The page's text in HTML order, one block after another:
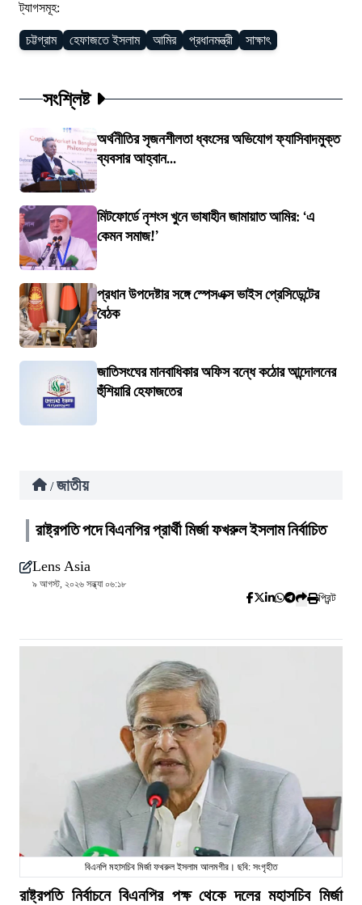
ট্যাগসমূহ:
চট্টগ্রাম হেফাজতে ইসলাম আমির প্রধানমন্ত্রী সাক্ষাৎ
সংশ্লিষ্ট
অর্থনীতির সৃজনশীলতা ধ্বংসের অভিযোগ ফ্যাসিবাদমুক্ত
ব্যবসার আহ্বান...
মিটফোর্ডে নৃশংস খুনে ভাষাহীন জামায়াত আমির: ‘এ
কেমন সমাজ!’
প্রধান উপদেষ্টার সঙ্গে স্পেসএক্স ভাইস প্রেসিডেন্টের
বৈঠক
জাতিসংঘের মানবাধিকার অফিস বন্ধে কঠোর আন্দোলনের
হুঁশিয়ারি হেফাজতের
/ জাতীয়
রাষ্ট্রপতি পদে বিএনপির প্রার্থী মির্জা ফখরুল ইসলাম নির্বাচিত
Lens Asia
৯ আগস্ট, ২০২৬ সন্ধ্যা ০৬:১৮
প্রিন্ট
বিএনপি মহাসচিব মির্জা ফখরুল ইসলাম আলমগীর। ছবি: সংগৃহীত
রাষ্ট্রপতি নির্বাচনে বিএনপির পক্ষ থেকে দলের মহাসচিব মির্জা